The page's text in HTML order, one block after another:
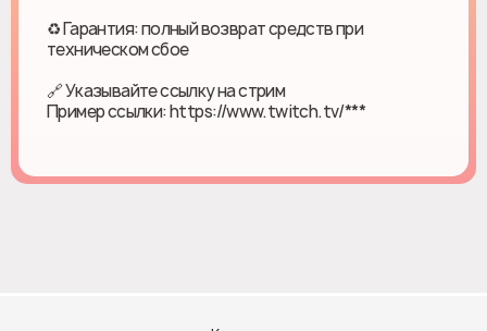
♻ Гарантия: полный возврат средств при
техническом сбое
🔗 Указывайте ссылку на стрим
Пример ссылки: https://www.twitch.tv/***